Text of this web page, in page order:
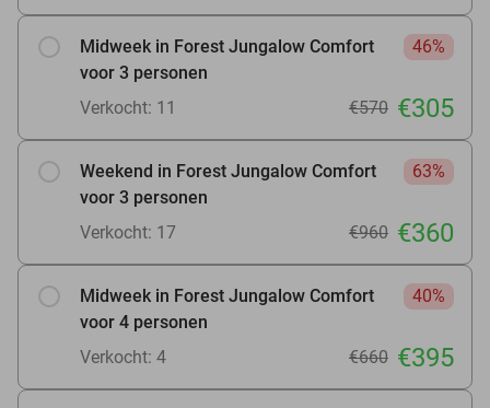
Midweek in Forest Jungalow Comfort
voor 3 personen
46%
Verkocht: 11 €570 €305
Weekend in Forest Jungalow Comfort
voor 3 personen
63%
Verkocht: 17 €960 €360
Midweek in Forest Jungalow Comfort
voor 4 personen
40%
Verkocht: 4 €660 €395